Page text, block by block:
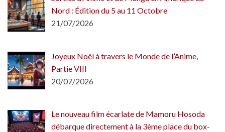
Nord : Édition du 5 au 11 Octobre
21/07/2026
Joyeux Noël à travers le Monde de l’Anime,
Partie VIII
20/07/2026
Le nouveau film écarlate de Mamoru Hosoda
débarque directement à la 3ème place du box-